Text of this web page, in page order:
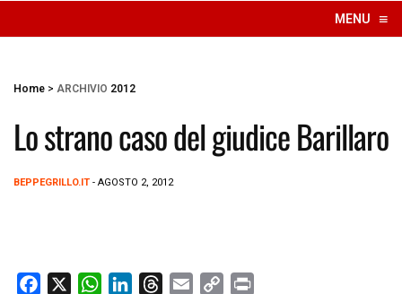
MENU ≡
☰
Home > ARCHIVIO 2012
Lo strano caso del giudice Barillaro
BEPPEGRILLO.IT - AGOSTO 2, 2012
W